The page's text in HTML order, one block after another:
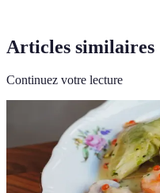
Articles similaires
Continuez votre lecture